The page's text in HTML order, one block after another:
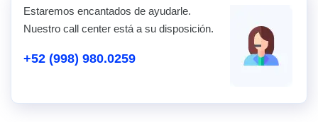
Estaremos encantados de ayudarle.
Nuestro call center está a su disposición.
+52 (998) 980.0259